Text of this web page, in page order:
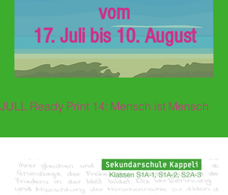
vom
17. Juli bis 10. August
JULL Ready Print 14: Mensch ist Mensch